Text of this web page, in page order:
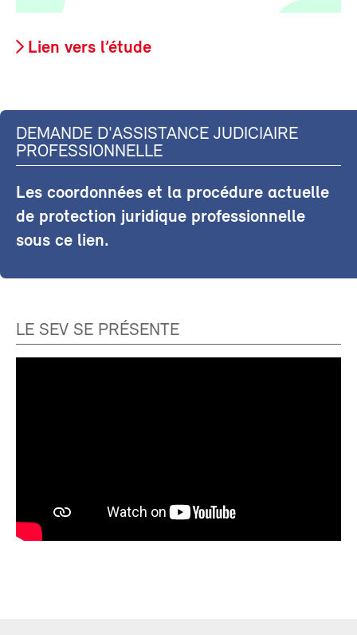
Lien vers l’étude
DEMANDE D'ASSISTANCE JUDICIAIRE
PROFESSIONNELLE
Les coordonnées et la procédure actuelle
de protection juridique professionnelle
sous ce lien.
LE SEV SE PRÉSENTE